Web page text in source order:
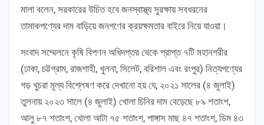
মালা বলেন, সরকারের উচিত হবে জনস্বাস্থ্য সুরক্ষায় সবধরনের
তামাকপণ্যের দাম বাড়িয়ে জনগণের ক্রয়ক্ষমতার বাইরে নিয়ে যাওয়া।
সংবাদ সম্মেলনে কৃষি বিপণন অধিদপ্তর থেকে প্রাপ্ত ৭টি মহানগরীর
(ঢাকা, চট্টগ্রাম, রাজশাহী, খুলনা, সিলেট, বরিশাল এবং রংপুর) নিত্যপণ্যের
গড় খুচরা মূল্য বিশ্লেষণ করে দেখানো হয় যে, ২০২১ সালের (৪ জুলাই)
তুলনায় ২০২৩ সালে (৪ জুলাই) খোলা চিনির দাম বেড়েছে ৮৯ শতাংশ,
আলু ৮৭ শতাংশ, খোলা আটা ৭৫ শতাংশ, পাঙ্গাস মাছ ৪৭ শতাংশ, ডিম ৪৩